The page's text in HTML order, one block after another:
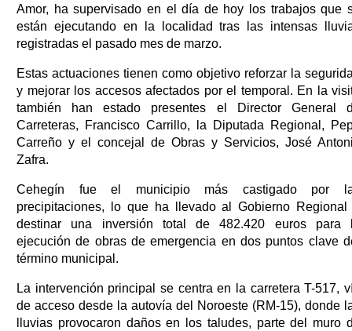
Amor, ha supervisado en el día de hoy los trabajos que
están ejecutando en la localidad tras las intensas
registradas el pasado mes de marzo.
Estas actuaciones tienen como objetivo reforzar la
y mejorar los accesos afectados por el temporal. En la
también han estado presentes el Director General
Carreteras, Francisco Carrillo, la Diputada Regional,
Carreño y el concejal de Obras y Servicios, José
Zafra.
Cehegín fue el municipio más castigado por
precipitaciones, lo que ha llevado al Gobierno Regional
destinar una inversión total de 482.420 euros para
ejecución de obras de emergencia en dos puntos clave
término municipal.
La intervención principal se centra en la carretera T-517,
de acceso desde la autovía del Noroeste (RM-15), donde
lluvias provocaron daños en los taludes, parte del muro